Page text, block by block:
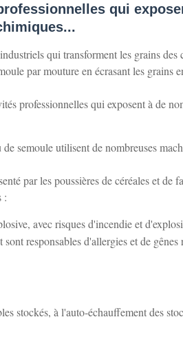
qui
qui transforment les grains des
par mouture en écrasant les grains
professionnelles qui exposent à de
semoule utilisent de nombreuses
par les poussières de céréales et de
:
avec risques d'incendie et
responsables d'allergies et de gênes
stockés, à l'auto-échauffement des